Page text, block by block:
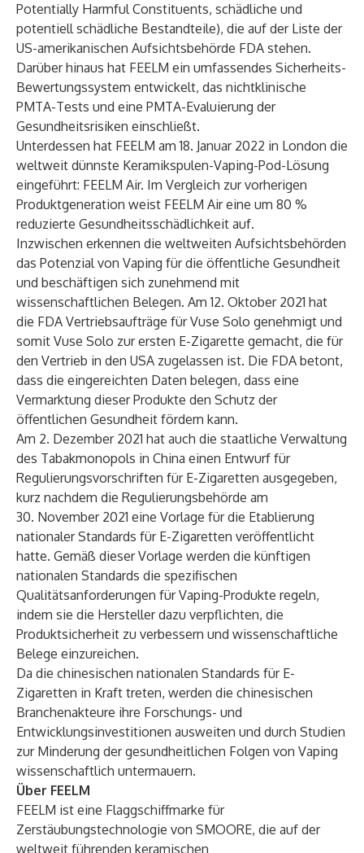
Potentially Harmful Constituents, schädliche und
potentiell schädliche Bestandteile), die auf der Liste der
US-amerikanischen Aufsichtsbehörde FDA stehen.
Darüber hinaus hat FEELM ein umfassendes Sicherheits-
Bewertungssystem entwickelt, das nichtklinische
PMTA-Tests und eine PMTA-Evaluierung der
Gesundheitsrisiken einschließt.
Unterdessen hat FEELM am 18. Januar 2022 in London die
weltweit dünnste Keramikspulen-Vaping-Pod-Lösung
eingeführt: FEELM Air. Im Vergleich zur vorherigen
Produktgeneration weist FEELM Air eine um 80 %
reduzierte Gesundheitsschädlichkeit auf.
Inzwischen erkennen die weltweiten Aufsichtsbehörden
das Potenzial von Vaping für die öffentliche Gesundheit
und beschäftigen sich zunehmend mit
wissenschaftlichen Belegen. Am 12. Oktober 2021 hat
die FDA Vertriebsaufträge für Vuse Solo genehmigt und
somit Vuse Solo zur ersten E-Zigarette gemacht, die für
den Vertrieb in den USA zugelassen ist. Die FDA betont,
dass die eingereichten Daten belegen, dass eine
Vermarktung dieser Produkte den Schutz der
öffentlichen Gesundheit fördern kann.
Am 2. Dezember 2021 hat auch die staatliche Verwaltung
des Tabakmonopols in China einen Entwurf für
Regulierungsvorschriften für E-Zigaretten ausgegeben,
kurz nachdem die Regulierungsbehörde am
30. November 2021 eine Vorlage für die Etablierung
nationaler Standards für E-Zigaretten veröffentlicht
hatte. Gemäß dieser Vorlage werden die künftigen
nationalen Standards die spezifischen
Qualitätsanforderungen für Vaping-Produkte regeln,
indem sie die Hersteller dazu verpflichten, die
Produktsicherheit zu verbessern und wissenschaftliche
Belege einzureichen.
Da die chinesischen nationalen Standards für E-
Zigaretten in Kraft treten, werden die chinesischen
Branchenakteure ihre Forschungs- und
Entwicklungsinvestitionen ausweiten und durch Studien
zur Minderung der gesundheitlichen Folgen von Vaping
wissenschaftlich untermauern.
Über FEELM
FEELM ist eine Flaggschiffmarke für
Zerstäubungstechnologie von SMOORE, die auf der
weltweit führenden keramischen